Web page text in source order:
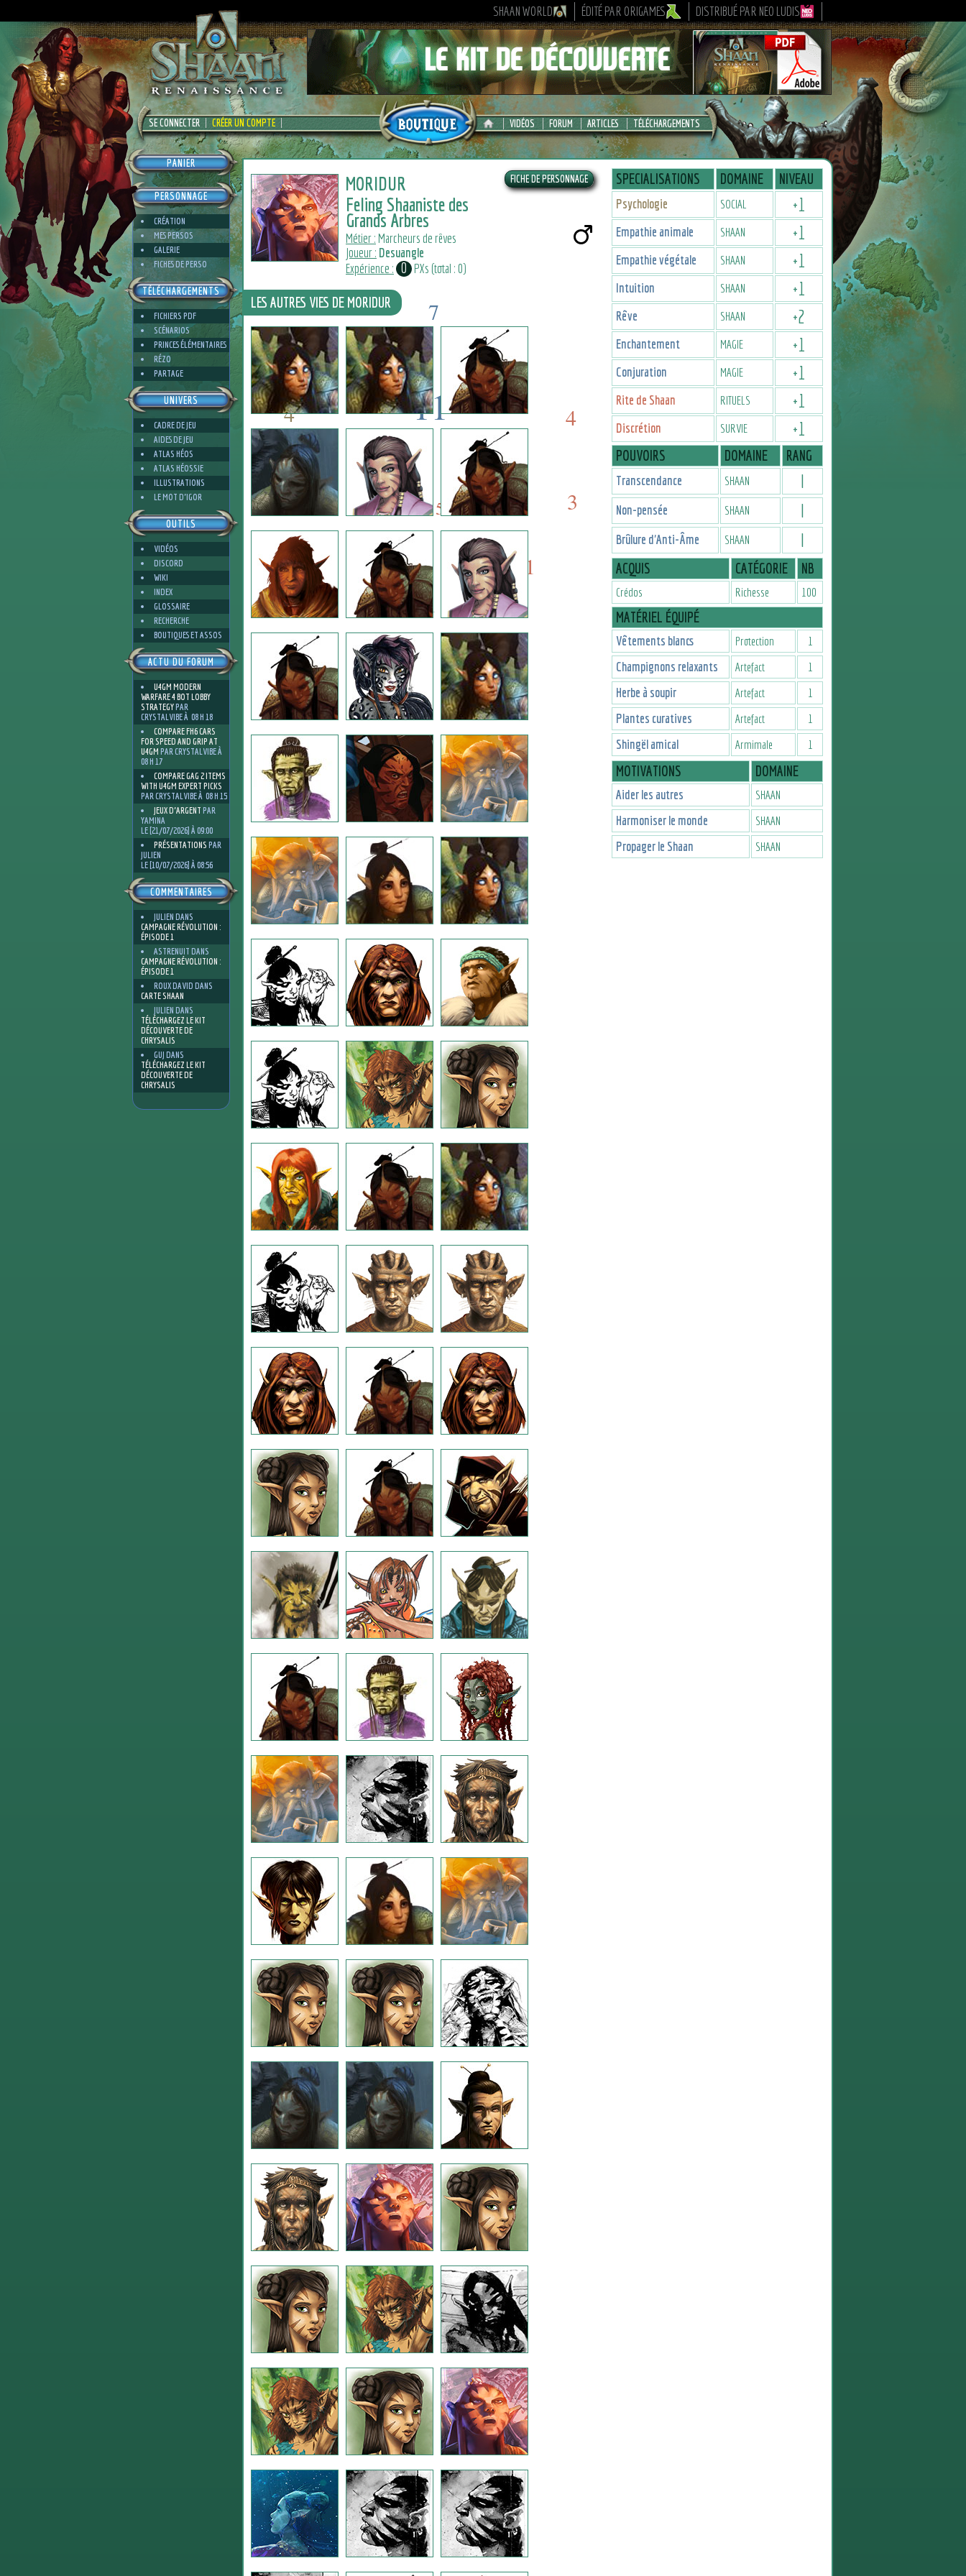
SHAAN WORLD ÉDITÉ PAR ORIGAMES DISTRIBUÉ PAR NEO LUDIS
SE CONNECTER CRÉER UN COMPTE VIDÉOS FORUM ARTICLES TÉLÉCHARGEMENTS
PANIER
PERSONNAGE
CRÉATION
MES PERSOS
GALERIE
FICHES DE PERSO
TÉLÉCHARGEMENTS
FICHIERS PDF
SCÉNARIOS
PRINCES ÉLÉMENTAIRES
RÉZO
PARTAGE
UNIVERS
CADRE DE JEU
AIDES DE JEU
ATLAS HÉOS
ATLAS HÉOSSIE
ILLUSTRATIONS
LE MOT D'IGOR
OUTILS
VIDÉOS
DISCORD
WIKI
INDEX
GLOSSAIRE
RECHERCHE
BOUTIQUES ET ASSOS
ACTU DU FORUM
U4GM MODERN
WARFARE 4 BOT LOBBY
STRATEGYPAR
CRYSTALVIBE À 08 H 18
COMPARE FH6 CARS
FOR SPEED AND GRIP AT
U4GM PAR CRYSTALVIBE À
08 H 17
COMPARE GAG 2 ITEMS
WITH U4GM EXPERT PICKS
PAR CRYSTALVIBE À 08 H 15
JEUX D'ARGENT PAR
YAMINA
LE [21/07/2026] À 09:00
PRÉSENTATIONS PAR
JULIEN
LE [10/07/2026] À 08:56
COMMENTAIRES
JULIEN DANS
CAMPAGNE RÉVOLUTION :
ÉPISODE 1
ASTRENUIT DANS
CAMPAGNE RÉVOLUTION :
ÉPISODE 1
ROUX DAVID DANS
CARTE SHAAN
JULIEN DANS
TÉLÉCHARGEZ LE KIT
DÉCOUVERTE DE
CHRYSALIS
GUJ DANS
TÉLÉCHARGEZ LE KIT
DÉCOUVERTE DE
CHRYSALIS
SPECIALISATIONS DOMAINE NIVEAU
Psychologie SOCIAL +1
Empathie animale SHAAN +1
Empathie végétale SHAAN +1
Intuition SHAAN +1
Rêve SHAAN +2
Enchantement MAGIE +1
Conjuration MAGIE +1
Rite de Shaan RITUELS +1
Discrétion SURVIE +1
POUVOIRS DOMAINE RANG
Transcendance SHAAN I
Non-pensée SHAAN I
Brûlure d'Anti-Âme SHAAN I
ACQUIS CATÉGORIE NB
Crédos Richesse 100
MATÉRIEL ÉQUIPÉ
Vêtements blancs Protection 1
Champignons relaxants Artefact 1
Herbe à soupir Artefact 1
Plantes curatives Artefact 1
Shingël amical Armimale 1
MOTIVATIONS DOMAINE
Aider les autres SHAAN
Harmoniser le monde SHAAN
Propager le Shaan SHAAN
MORIDUR
Feling Shaaniste des
Grands Arbres
Métier : Marcheurs de rêves
Joueur : Desuangle
Expérience : 0 PXs (total : 0)
5
11
6 5
11
6
1
2
3
4
4
7
4
4
3
1
LES AUTRES VIES DE MORIDUR